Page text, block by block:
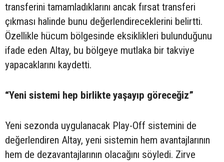
transferini tamamladıklarını ancak fırsat transferi
çıkması halinde bunu değerlendireceklerini belirtti.
Özellikle hücum bölgesinde eksiklikleri bulunduğunu
ifade eden Altay, bu bölgeye mutlaka bir takviye
yapacaklarını kaydetti.
“Yeni sistemi hep birlikte yaşayıp göreceğiz”
Yeni sezonda uygulanacak Play-Off sistemini de
değerlendiren Altay, yeni sistemin hem avantajlarının
hem de dezavantajlarının olacağını söyledi. Zirve